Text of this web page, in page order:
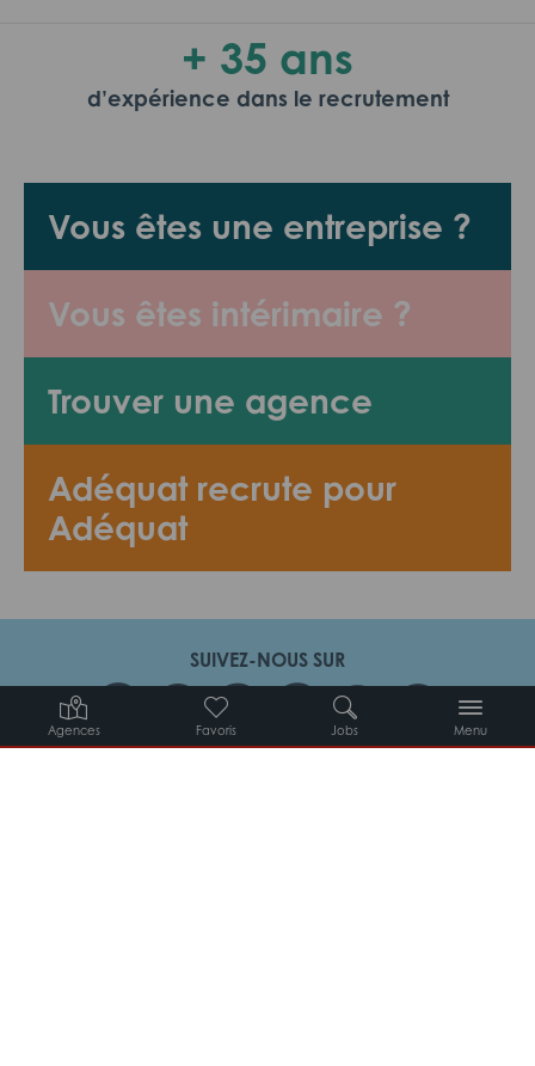
Agences Favoris Jobs Menu
Vous êtes une entreprise ?
Vous êtes intérimaire ?
Trouver une agence
Adéquat recrute pour
Adéquat
+ 35 ans
d’expérience dans le recrutement
SUIVEZ-NOUS SUR